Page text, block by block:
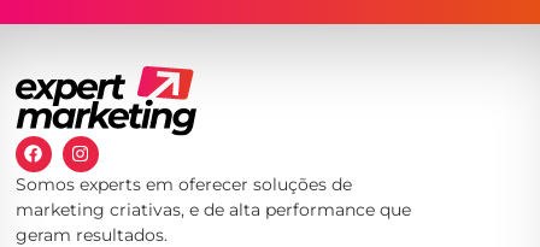
Somos experts em oferecer soluções de
marketing criativas, e de alta performance que
geram resultados.